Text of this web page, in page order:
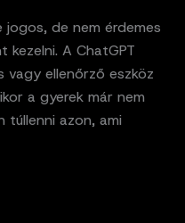
jogos, de nem érdemes
kezelni. A ChatGPT
vagy ellenőrző eszköz
a gyerek már nem
túllenni azon, ami